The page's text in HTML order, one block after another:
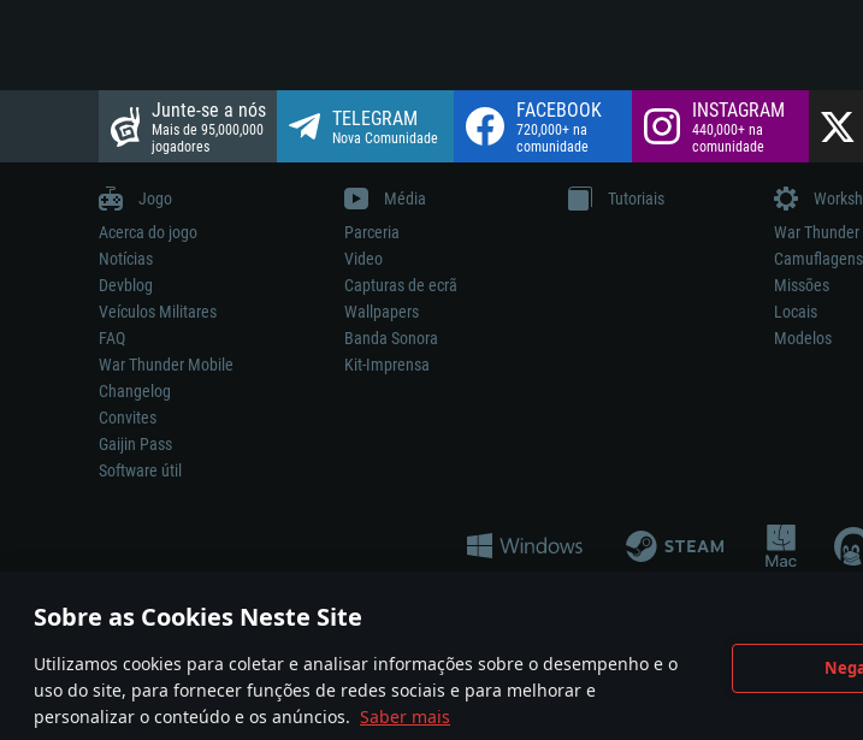
Sobre as Cookies Neste Site
Utilizamos cookies para coletar e analisar informações sobre o desempenho e o
uso do site, para fornecer funções de redes sociais e para melhorar e
personalizar o conteúdo e os anúncios. Saber mais
Junte-se a nós
Mais de 95,000,000
jogadores
TELEGRAM
Nova Comunidade
FACEBOOK
720,000+ na
comunidade
INSTAGRAM
440,000+ na
comunidade
Jogo
Acerca do jogo
Notícias
Devblog
Veículos Militares
FAQ
War Thunder Mobile
Changelog
Convites
Gaijin Pass
Software útil
Média
Parceria
Video
Capturas de ecrã
Wallpapers
Banda Sonora
Kit-Imprensa
Tutoriais
War Thunder
Camuflagens
Missões
Locais
Modelos
A reprodução de qualquer sistema de armas ou veículo neste jogo não significa participação no desenvolvimento,
© 2011—2026 Gaijin Games Kft. All trademarks, logos and brand names are the property of their respective
Termos e condições Termos de Serviço